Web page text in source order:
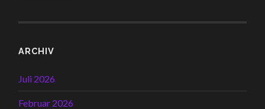
ARCHIV
Juli 2026
Februar 2026